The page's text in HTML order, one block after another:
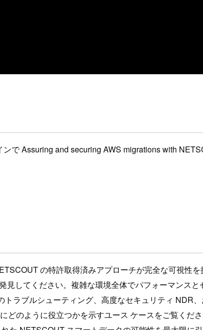
で Assuring and securing AWS migrations with
の特許取得済みアプローチが完全な可視性
してください。複雑な環境全体でパフォーマンス
ラブルシューティング、高度なセキュリティ NDR
のように役立つかを示すユース ケースをご覧くだ